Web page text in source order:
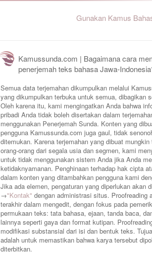
Gunakan Kamus
Kamussunda.com | Bagaimana cara
penerjemah teks bahasa Jawa-
Semua data terjemahan dikumpulkan melalui
yang dikumpulkan terbuka untuk semua, dibagikan
Oleh karena itu, kami mengingatkan Anda bahwa
pribadi Anda tidak boleh disertakan dalam
menggunakan Penerjemah Sunda. Konten yang
pengguna Kamussunda.com juga gaul, tidak
ditemukan. Karena terjemahan yang dibuat
orang-orang dari segala usia dan segmen, kami
untuk tidak menggunakan sistem Anda jika Anda
ketidaknyamanan. Penghinaan terhadap hak cipta
dalam konten yang ditambahkan pengguna kami
Jika ada elemen, pengaturan yang diperlukan akan
→"Kontak" dengan administrasi situs. Proofreading
terakhir dalam mengedit, dengan fokus pada
permukaan teks: tata bahasa, ejaan, tanda baca,
lainnya seperti gaya dan format kutipan.
modifikasi substansial dari isi dan bentuk teks.
adalah untuk memastikan bahwa karya tersebut
diterbitkan.